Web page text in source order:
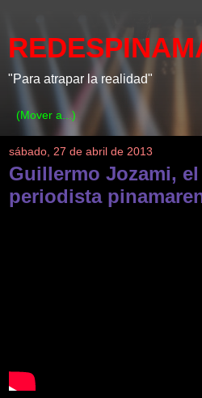
"Para atrapar la realidad"
sábado, 27 de abril de 2013
Guillermo Jozami,
periodista